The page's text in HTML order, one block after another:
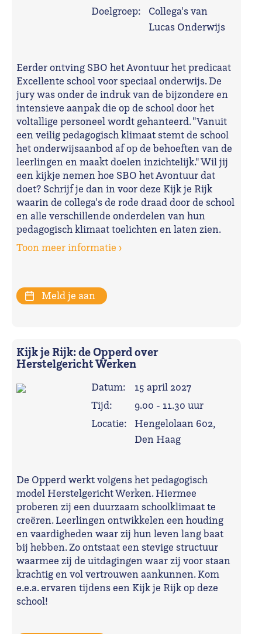
Doelgroep:
Collega's van
Lucas Onderwijs
Eerder ontving SBO het Avontuur het predicaat
Excellente school voor speciaal onderwijs. De
jury was onder de indruk van de bijzondere en
intensieve aanpak die op de school door het
voltallige personeel wordt gehanteerd. "Vanuit
een veilig pedagogisch klimaat stemt de school
het onderwijsaanbod af op de behoeften van de
leerlingen en maakt doelen inzichtelijk." Wil jij
een kijkje nemen hoe SBO het Avontuur dat
doet? Schrijf je dan in voor deze Kijk je Rijk
waarin de collega's de rode draad door de school
en alle verschillende onderdelen van hun
pedagogisch klimaat toelichten en laten zien.
Toon meer informatie ›
Meld je aan
Kijk je Rijk: de Opperd over
Herstelgericht Werken
Datum:
15 april 2027
Tijd:
9.00 - 11.30 uur
Locatie:
Hengelolaan 602,
Den Haag
De Opperd werkt volgens het pedagogisch
model Herstelgericht Werken. Hiermee
proberen zij een duurzaam schoolklimaat te
creëren. Leerlingen ontwikkelen een houding
en vaardigheden waar zij hun leven lang baat
bij hebben. Zo ontstaat een stevige structuur
waarmee zij de uitdagingen waar zij voor staan
krachtig en vol vertrouwen aankunnen. Kom
e.e.a. ervaren tijdens een Kijk je Rijk op deze
school!